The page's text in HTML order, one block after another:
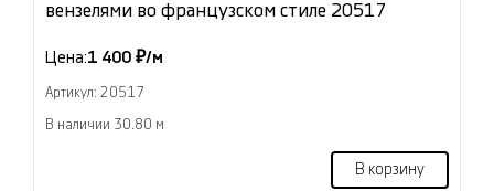
вензелями во французском стиле 20517
Цена:1 400 ₽/м
Артикул: 20517
В наличии 30.80 м
В корзину